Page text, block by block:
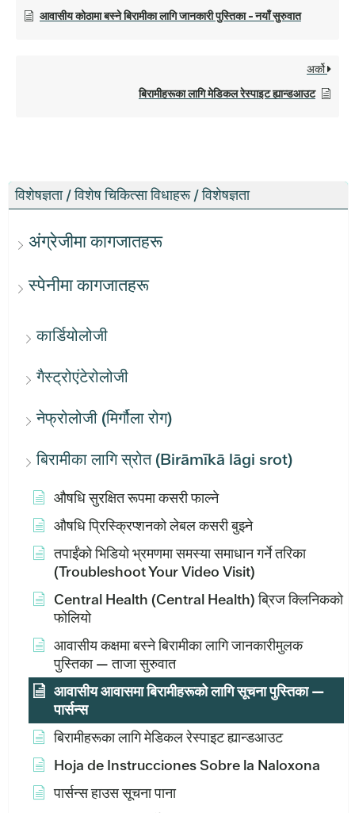
विशेषज्ञता / विशेष चिकित्सा विधाहरू / विशेषज्ञता
अंग्रेजीमा कागजातहरू
स्पेनीमा कागजातहरू
कार्डियोलोजी
गैस्ट्रोएंटेरोलोजी
नेफ्रोलोजी (मिर्गौला रोग)
बिरामीका लागि स्रोत (Birāmīkā lāgi srot)
औषधि सुरक्षित रूपमा कसरी फाल्ने
औषधि प्रिस्क्रिप्शनको लेबल कसरी बुझ्ने
तपाईंको भिडियो भ्रमणमा समस्या समाधान गर्ने तरिका
(Troubleshoot Your Video Visit)
Central Health (Central Health) ब्रिज क्लिनिकको
फोलियो
आवासीय कक्षमा बस्ने बिरामीका लागि जानकारीमुलक
पुस्तिका — ताजा सुरुवात
आवासीय आवासमा बिरामीहरूको लागि सूचना पुस्तिका —
पार्सन्स
बिरामीहरूका लागि मेडिकल रेस्पाइट ह्यान्डआउट
Hoja de Instrucciones Sobre la Naloxona
पार्सन्स हाउस सूचना पाना
आवासीय कोठामा बस्ने बिरामीका लागि जानकारी पुस्तिका - नयाँ सुरुवात
अर्को
बिरामीहरूका लागि मेडिकल रेस्पाइट ह्यान्डआउट